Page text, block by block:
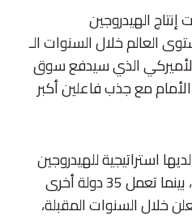
الهيدروجين
العالم خلال السنوات الـ
الأميركي الذي سيدفع سوق
مع جذب فاعلين أكبر
استراتيجية للهيدروجين
حتى الآن أكثر من 44 دولة، بينما تعمل 35 دولة أخرى
خلال السنوات المقبلة،